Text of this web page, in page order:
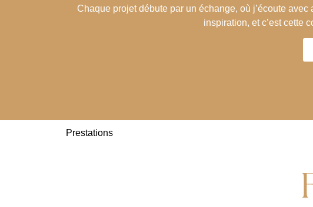
Chaque projet débute par un échange, où j’écoute
inspiration, et c’est cette
Prestations